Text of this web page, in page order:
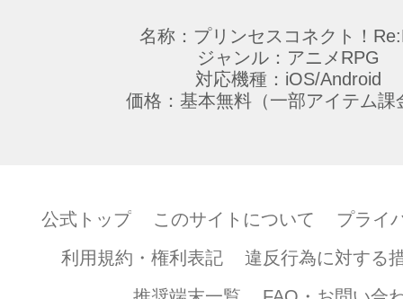
名称：プリンセスコネクト！
ジャンル：アニメRPG
対応機種：iOS/Android
価格：基本無料（一部アイテム課
公式トップ このサイトについて
プライ
利用規約・権利表記
違反行為に対する